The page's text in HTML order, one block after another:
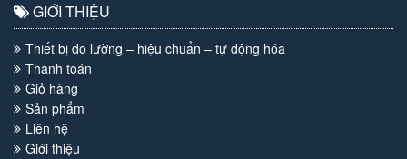
GIỚI THIỆU
Thiết bị đo lường – hiệu chuẩn – tự động hóa
Thanh toán
Giỏ hàng
Sản phẩm
Liên hệ
Giới thiệu